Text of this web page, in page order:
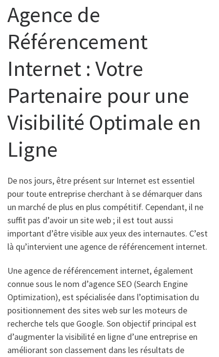
Agence de
Référencement
Internet : Votre
Partenaire pour une
Visibilité Optimale en
Ligne
De nos jours, être présent sur Internet est essentiel
pour toute entreprise cherchant à se démarquer dans
un marché de plus en plus compétitif. Cependant, il ne
suffit pas d’avoir un site web ; il est tout aussi
important d’être visible aux yeux des internautes. C’est
là qu’intervient une agence de référencement internet.
Une agence de référencement internet, également
connue sous le nom d’agence SEO (Search Engine
Optimization), est spécialisée dans l’optimisation du
positionnement des sites web sur les moteurs de
recherche tels que Google. Son objectif principal est
d’augmenter la visibilité en ligne d’une entreprise en
améliorant son classement dans les résultats de